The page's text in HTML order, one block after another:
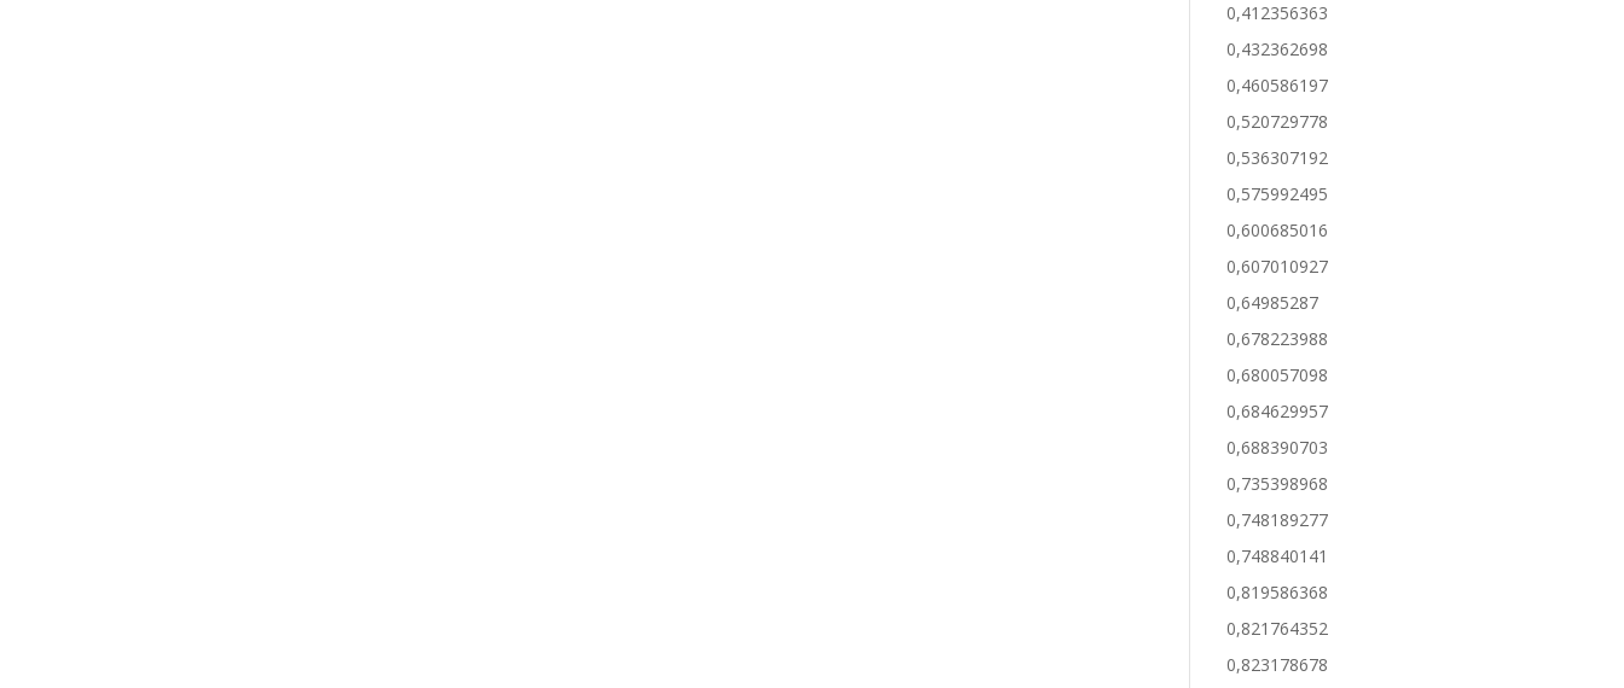
0,412356363
0,432362698
0,460586197
0,520729778
0,536307192
0,575992495
0,600685016
0,607010927
0,64985287
0,678223988
0,680057098
0,684629957
0,688390703
0,735398968
0,748189277
0,748840141
0,819586368
0,821764352
0,823178678